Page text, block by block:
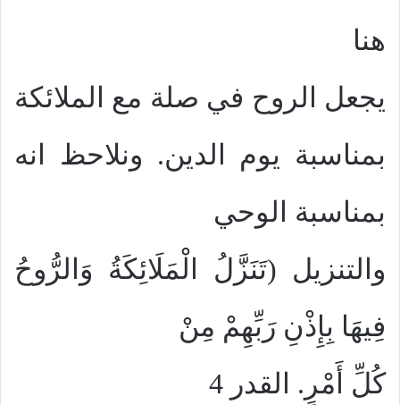
هنا
يجعل الروح في صلة مع الملائكة
بمناسبة يوم الدين. ونلاحظ انه
بمناسبة الوحي
والتنزيل (تَنَزَّلُ الْمَلَائِكَةُ وَالرُّوحُ
فِيهَا بِإِذْنِ رَبِّهِمْ مِنْ
كُلِّ أَمْرٍ. القدر 4